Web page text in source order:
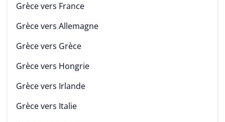
Grèce vers France
Grèce vers Allemagne
Grèce vers Grèce
Grèce vers Hongrie
Grèce vers Irlande
Grèce vers Italie